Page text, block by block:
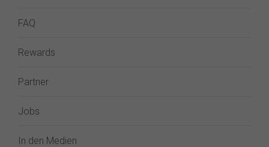
FAQ
Rewards
Partner
Jobs
In den Medien